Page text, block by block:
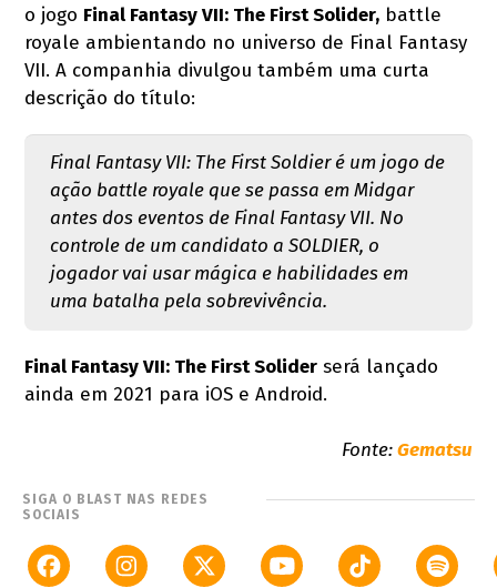
o jogo Final Fantasy VII: The First Solider, battle
royale ambientando no universo de Final Fantasy
VII. A companhia divulgou também uma curta
descrição do título:
Final Fantasy VII: The First Soldier é um jogo de
ação battle royale que se passa em Midgar
antes dos eventos de Final Fantasy VII. No
controle de um candidato a SOLDIER, o
jogador vai usar mágica e habilidades em
uma batalha pela sobrevivência.
Final Fantasy VII: The First Solider será lançado
ainda em 2021 para iOS e Android.
Fonte:Gematsu
SIGA O BLAST NAS REDES
SOCIAIS